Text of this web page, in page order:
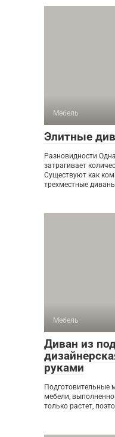
Мебель
Элитные
Разновидности
затрагивает
Существуют как
трехместные
Мебель
Диван из
руками
Подготовительные
мебели,
только растет,